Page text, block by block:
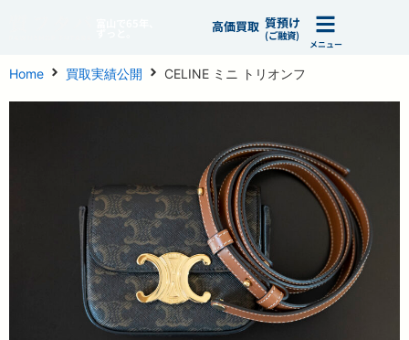
高価買取 質預け
(ご融資)
メニュー
Home 買取実績公開 CELINE ミニ トリオンフ